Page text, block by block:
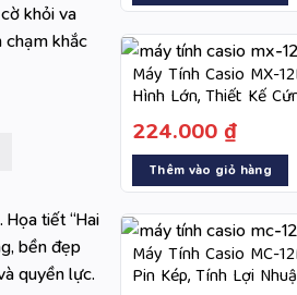
khỏi va
chạm khắc
tiết “Hai
bền đẹp
quyền lực.
Máy Tính Casio MX-
Hình Lớn, Thiết Kế
Dàng
224.000 ₫
Thêm vào giỏ hàng
Máy Tính Casio MC-
Pin Kép, Tính Lợi